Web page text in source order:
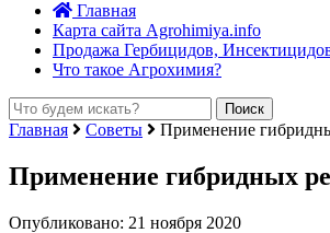
Главная
Карта сайта Agrohimiya.info
Продажа Гербицидов,
Что такое Агрохимия?
Главная Советы Применение
Применение гибридных
Опубликовано: 21 ноября 2020